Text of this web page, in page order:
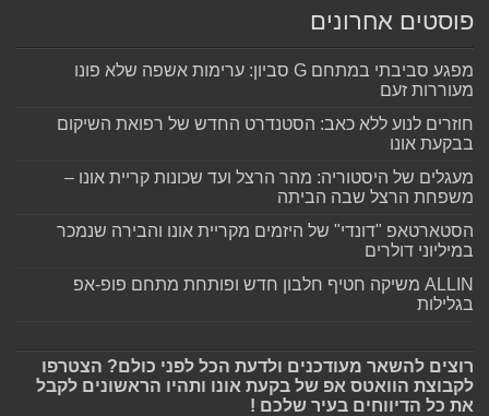
פוסטים אחרונים
מפגע סביבתי במתחם G סביון: ערימות אשפה שלא פונו
מעוררות זעם
חוזרים לנוע ללא כאב: הסטנדרט החדש של רפואת השיקום
בבקעת אונו
מעגלים של היסטוריה: מהר הרצל ועד שכונות קריית אונו –
משפחת הרצל שבה הביתה
הסטארטאפ "דונדי" של היזמים מקריית אונו והבירה שנמכר
במיליוני דולרים
ALLIN משיקה חטיף חלבון חדש ופותחת מתחם פופ-אפ
בגלילות
רוצים להשאר מעודכנים ולדעת הכל לפני כולם? הצטרפו
לקבוצת הוואטס אפ של בקעת אונו ותהיו הראשונים לקבל
את כל הדיווחים בעיר שלכם !